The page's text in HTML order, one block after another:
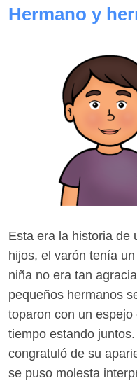
Hermano y
Esta era la historia de
hijos, el varón tenía
niña no era tan
pequeños hermanos
toparon con un
tiempo estando
congratuló de su
se puso molesta